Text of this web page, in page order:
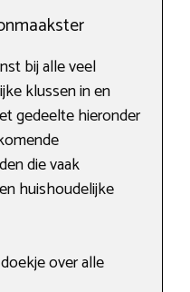
bij alle veel
klussen in en
gedeelte hieronder
die vaak
huishoudelijke
over alle